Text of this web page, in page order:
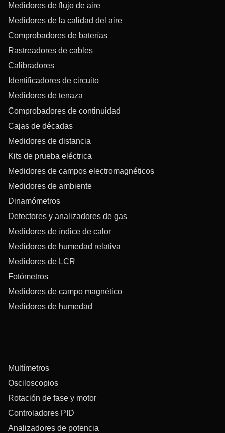
Medidores de flujo de aire
Medidores de la calidad del aire
Comprobadores de baterías
Rastreadores de cables
Calibradores
Identificadores de circuito
Medidores de tenaza
Comprobadores de continuidad
Cajas de décadas
Medidores de distancia
Kits de prueba eléctrica
Medidores de campos electromagnéticos
Medidores de ambiente
Dinamómetros
Detectores y analizadores de gas
Medidores de índice de calor
Medidores de humedad relativa
Medidores de LCR
Fotómetros
Medidores de campo magnético
Medidores de humedad
Multímetros
Osciloscopios
Rotación de fase y motor
Controladores PID
Analizadores de potencia